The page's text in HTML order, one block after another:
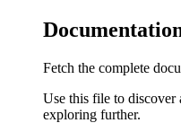
Fetch the complete
Use this file to discover
exploring further.